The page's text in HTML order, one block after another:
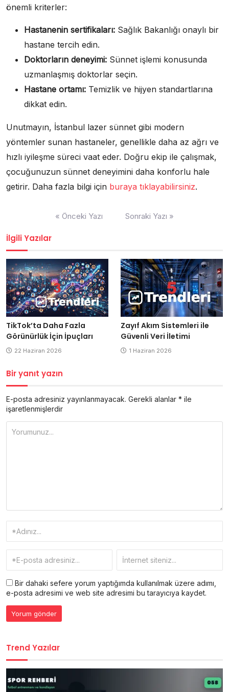
önemli kriterler:
Hastanenin sertifikaları: Sağlık Bakanlığı onaylı bir
hastane tercih edin.
Doktorların deneyimi: Sünnet işlemi konusunda
uzmanlaşmış doktorlar seçin.
Hastane ortamı: Temizlik ve hijyen standartlarına
dikkat edin.
Unutmayın, İstanbul lazer sünnet gibi modern
yöntemler sunan hastaneler, genellikle daha az ağrı ve
hızlı iyileşme süreci vaat eder. Doğru ekip ile çalışmak,
çocuğunuzun sünnet deneyimini daha konforlu hale
getirir. Daha fazla bilgi için buraya tıklayabilirsiniz.
« Önceki Yazı Sonraki Yazı »
İlgili Yazılar
TikTok’ta Daha Fazla
Görünürlük İçin İpuçları
22 Haziran 2026
Zayıf Akım Sistemleri ile
Güvenli Veri İletimi
1 Haziran 2026
Bir yanıt yazın
E-posta adresiniz yayınlanmayacak. Gerekli alanlar * ile
işaretlenmişlerdir
Bir dahaki sefere yorum yaptığımda kullanılmak üzere adımı,
e-posta adresimi ve web site adresimi bu tarayıcıya kaydet.
Trend Yazılar